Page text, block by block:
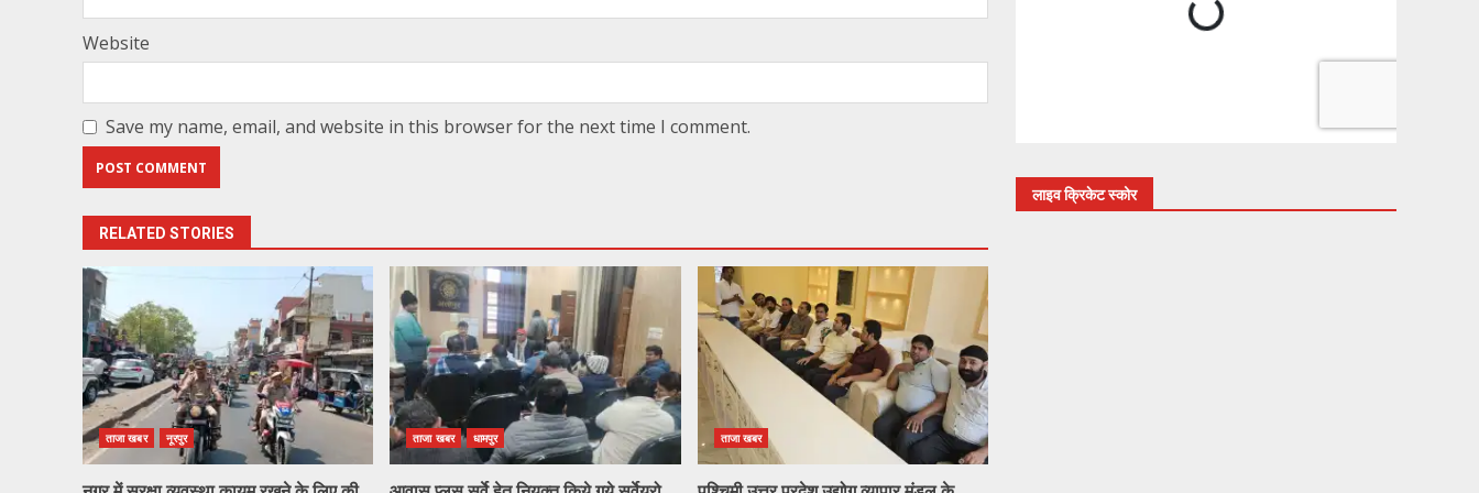
Website
Save my name, email, and website in this browser for the next time I comment.
RELATED STORIES
ताजा खबर नूरपुर ताजा खबर धामपुर ताजा खबर
लाइव क्रिकेट स्कोर